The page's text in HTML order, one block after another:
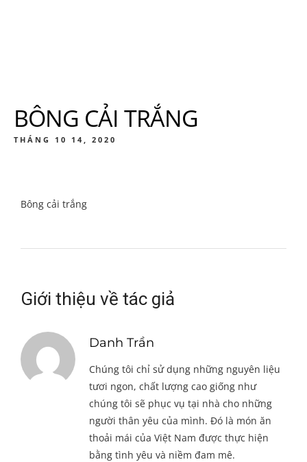
BÔNG CẢI TRẮNG
THÁNG 10 14, 2020
Bông cải trắng
Giới thiệu về tác giả
Danh Trần
Chúng tôi chỉ sử dụng những nguyên liệu
tươi ngon, chất lượng cao giống như
chúng tôi sẽ phục vụ tại nhà cho những
người thân yêu của mình. Đó là món ăn
thoải mái của Việt Nam được thực hiện
bằng tình yêu và niềm đam mê.